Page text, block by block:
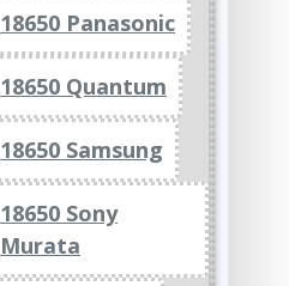
18650 Panasonic
18650 Quantum
18650 Samsung
18650 Sony
Murata